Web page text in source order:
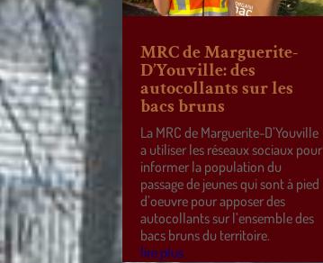
MRC de Marguerite-
D’Youville: des
autocollants sur les
bacs bruns
La MRC de Marguerite-D’Youville
a utiliser les réseaux sociaux pour
informer la population du
passage de jeunes qui sont à pied
d’oeuvre pour apposer des
autocollants sur l’ensemble des
bacs bruns du territoire.
lire plus